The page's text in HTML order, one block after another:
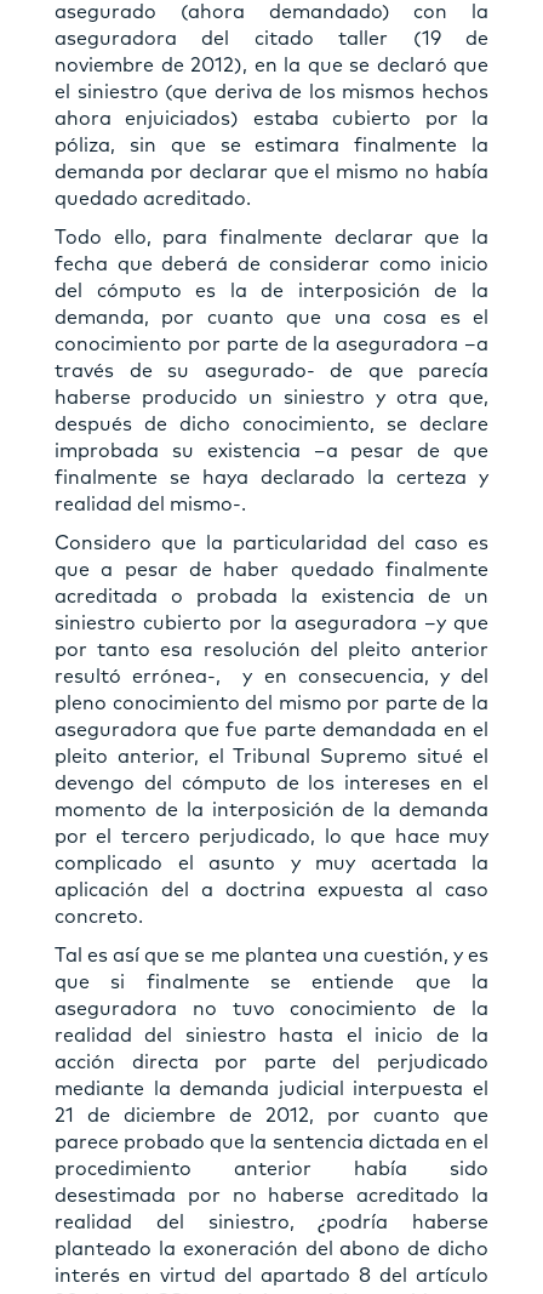
asegurado (ahora demandado) con la
aseguradora del citado taller (19 de
noviembre de 2012), en la que se declaró que
el siniestro (que deriva de los mismos hechos
ahora enjuiciados) estaba cubierto por la
póliza, sin que se estimara finalmente la
demanda por declarar que el mismo no había
quedado acreditado.
Todo ello, para finalmente declarar que la
fecha que deberá de considerar como inicio
del cómputo es la de interposición de la
demanda, por cuanto que una cosa es el
conocimiento por parte de la aseguradora –a
través de su asegurado- de que parecía
haberse producido un siniestro y otra que,
después de dicho conocimiento, se declare
improbada su existencia –a pesar de que
finalmente se haya declarado la certeza y
realidad del mismo-.
Considero que la particularidad del caso es
que a pesar de haber quedado finalmente
acreditada o probada la existencia de un
siniestro cubierto por la aseguradora –y que
por tanto esa resolución del pleito anterior
resultó errónea-, y en consecuencia, y del
pleno conocimiento del mismo por parte de la
aseguradora que fue parte demandada en el
pleito anterior, el Tribunal Supremo situé el
devengo del cómputo de los intereses en el
momento de la interposición de la demanda
por el tercero perjudicado, lo que hace muy
complicado el asunto y muy acertada la
aplicación del a doctrina expuesta al caso
concreto.
Tal es así que se me plantea una cuestión, y es
que si finalmente se entiende que la
aseguradora no tuvo conocimiento de la
realidad del siniestro hasta el inicio de la
acción directa por parte del perjudicado
mediante la demanda judicial interpuesta el
21 de diciembre de 2012, por cuanto que
parece probado que la sentencia dictada en el
procedimiento anterior había sido
desestimada por no haberse acreditado la
realidad del siniestro, ¿podría haberse
planteado la exoneración del abono de dicho
interés en virtud del apartado 8 del artículo